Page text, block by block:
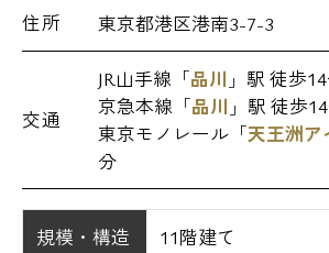
住所 東京都港区港南3-7-3
交通
JR山手線「品川 」駅 徒歩
京急本線「品川 」駅 徒歩
東京モノレール「天王洲ア
分
規模・構造
11階建て